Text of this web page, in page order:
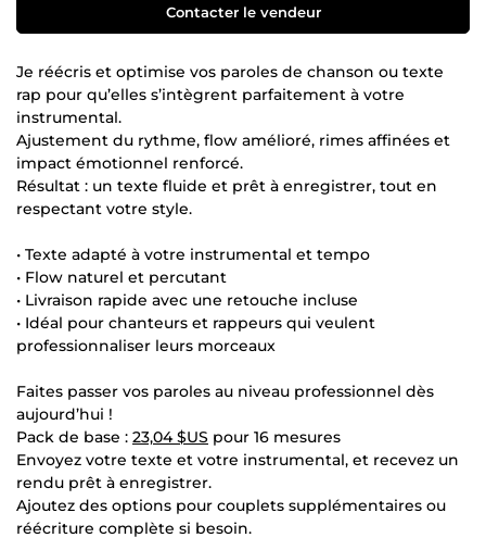
Contacter le vendeur
Je réécris et optimise vos paroles de chanson ou texte
rap pour qu’elles s’intègrent parfaitement à votre
instrumental.
Ajustement du rythme, flow amélioré, rimes affinées et
impact émotionnel renforcé.
Résultat : un texte fluide et prêt à enregistrer, tout en
respectant votre style.
• Texte adapté à votre instrumental et tempo
• Flow naturel et percutant
• Livraison rapide avec une retouche incluse
• Idéal pour chanteurs et rappeurs qui veulent
professionnaliser leurs morceaux
Faites passer vos paroles au niveau professionnel dès
aujourd’hui !
Pack de base : 23,04 $US pour 16 mesures
Envoyez votre texte et votre instrumental, et recevez un
rendu prêt à enregistrer.
Ajoutez des options pour couplets supplémentaires ou
réécriture complète si besoin.